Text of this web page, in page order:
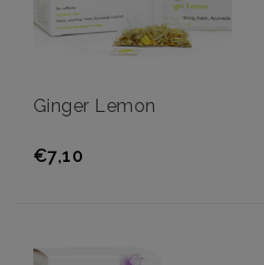
Ginger Lemon
€7,10